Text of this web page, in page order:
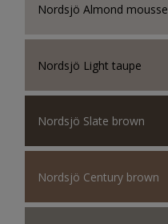
Nordsjö Almond mousse
Nordsjö Light taupe
Nordsjö Slate brown
Nordsjö Century brown